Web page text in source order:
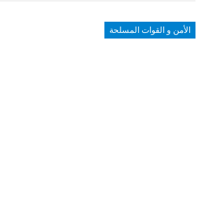
الأمن و القوات المسلحة